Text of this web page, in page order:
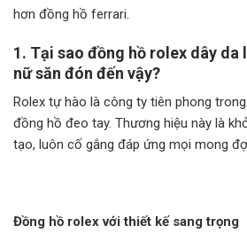
hơn đồng hồ ferrari.
1. Tại sao đồng hồ rolex dây da
nữ săn đón đến vậy?
Rolex tự hào là công ty tiên phong
đồng hồ đeo tay. Thương hiệu này là
tạo, luôn cố gắng đáp ứng mọi mong
Đồng hồ rolex với thiết kế sang trọng